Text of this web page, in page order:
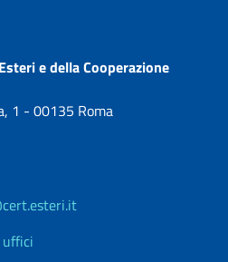
e della Cooperazione
1 - 00135 Roma